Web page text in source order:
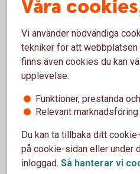
Vanliga frågor
Vilken är lägsta
Vilka faciliteter behövs
Våra
Vi använder nödvändiga
tekniker för att
finns även cookies du kan
upplevelse:
Funktioner, prestanda
Relevant marknadsföring
Du kan ta tillbaka ditt
på cookie-sidan eller under
inloggad. Så hanterar vi